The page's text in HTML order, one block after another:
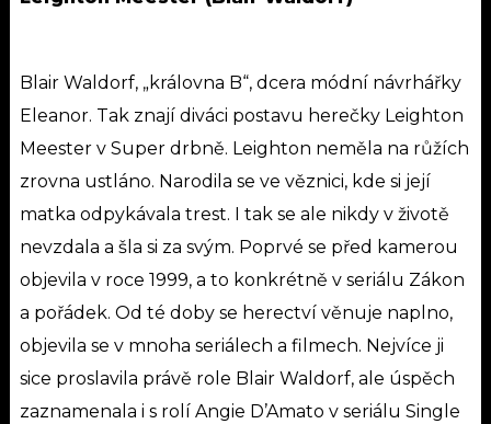
Blair Waldorf, „královna B“, dcera módní návrhářky
Eleanor. Tak znají diváci postavu herečky Leighton
Meester v Super drbně. Leighton neměla na růžích
zrovna ustláno. Narodila se ve věznici, kde si její
matka odpykávala trest. I tak se ale nikdy v životě
nevzdala a šla si za svým. Poprvé se před kamerou
objevila v roce 1999, a to konkrétně v seriálu Zákon
a pořádek. Od té doby se herectví věnuje naplno,
objevila se v mnoha seriálech a filmech. Nejvíce ji
sice proslavila právě role Blair Waldorf, ale úspěch
zaznamenala i s rolí Angie D’Amato v seriálu Single